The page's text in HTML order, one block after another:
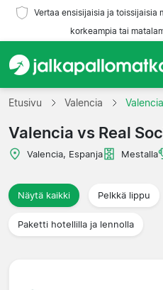
Vertaa ensisijaisia ja
korkeampia tai
Etusivu
Joukkueet
Matkatoimistoja
Etusivu Valencia
Valencia vs Real
Valencia, Espanja Mestalla
Näytä kaikki Pelkkä lippu
Paketti hotellilla ja lennolla